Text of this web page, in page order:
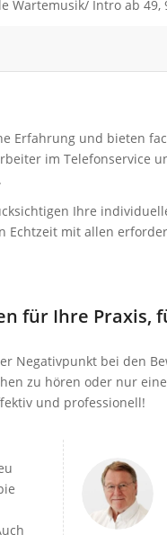
Wartemusik/ Intro ab 49,
Erfahrung und bieten
im Telefonservice
Ihre
mit allen
für Ihre
Negativpunkt bei den
zu hören oder nur
und professionell!